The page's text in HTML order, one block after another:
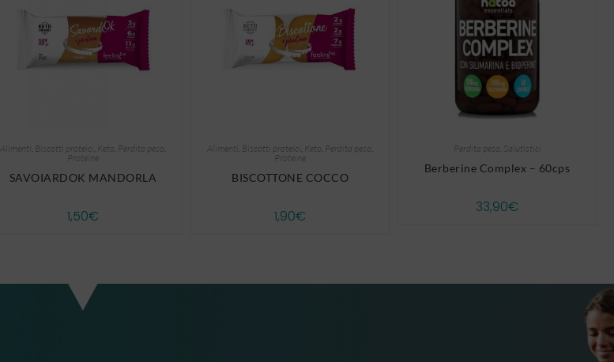
Alimenti Biscotti proteici Keto Perdita peso
Proteine
SAVOIARDOK MANDORLA
1,50€
Alimenti Biscotti proteici Keto Perdita peso
Proteine
BISCOTTONE COCCO
1,90€
Perdita peso Salutistici
Berberine Complex – 60cps
33,90€